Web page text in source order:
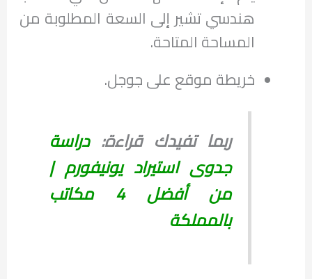
هندسي تشير إلى السعة المطلوبة من
المساحة المتاحة.
خريطة موقع على جوجل.
ربما تفيدك قراءة:دراسة
جدوى استيراد يونيفورم |
من أفضل 4 مكاتب
بالمملكة